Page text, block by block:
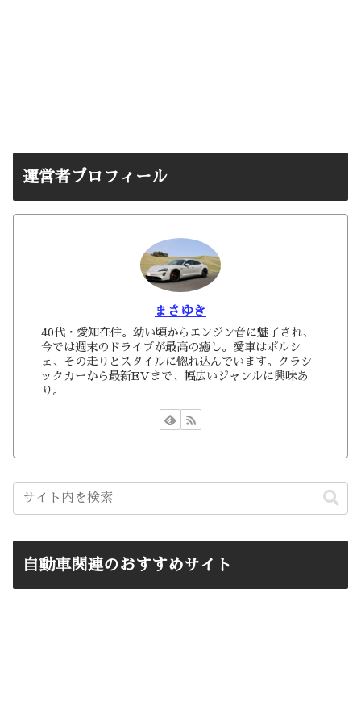
運営者プロフィール
まさゆき
40代・愛知在住。幼い頃からエンジン音に魅了され、
今では週末のドライブが最高の癒し。愛車はポルシ
ェ、その走りとスタイルに惚れ込んでいます。クラシ
ックカーから最新EVまで、幅広いジャンルに興味あ
り。
自動車関連のおすすめサイト